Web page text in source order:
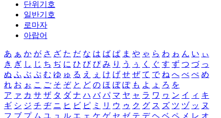
단위기호
일반기호
로마자
아랍어
あ ぁ か が さ ざ た だ な は ば ぱ ま や ゃ ら わ ゎ ん い ぃ
き ぎ し じ ち ぢ に ひ び ぴ み り う ぅ く ぐ す ず つ づ っ
ぬ ふ ぶ ぷ む ゆ ゅ る え ぇ け げ せ ぜ て で ね へ べ ぺ め
れ お ぉ こ ご そ ぞ と ど の ほ ぼ ぽ も よ ょ ろ を
ア ァ カ サ ザ タ ダ ナ ハ バ パ マ ヤ ャ ラ ワ ヮ ン イ ィ キ
ギ シ ジ チ ヂ ニ ヒ ビ ピ ミ リ ウ ゥ ク グ ス ズ ツ ヅ ッ ヌ
フ ブ プ ム ユ ュ ル エ ェ ケ ゲ セ ゼ テ デ ヘ ベ ペ メ レ オ